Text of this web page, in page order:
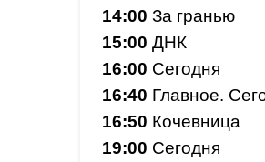
14:00 За гранью
15:00 ДНК
16:00 Сегодня
16:40 Главное.
16:50 Кочевница
19:00 Сегодня